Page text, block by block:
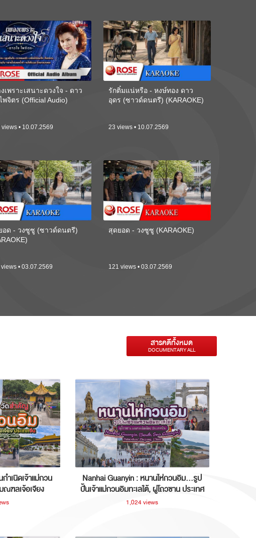
งเพราะเสนาะดวงใจ - ดาว
พจิตร (Official Audio)
views • 10.07.2569
รักติ๋มแน่หรือ - หงษ์ทอง ดาว
อุดร (ซาวด์ดนตรี) (KARAOKE)
23 views • 10.07.2569
อด - วงซูซู (ซาวด์ดนตรี)
views • 03.07.2569
สุดยอด - วงซูซู (KARAOKE)
121 views • 03.07.2569
สารคดีทั้งหมด
DOCUMENTARY ALL
ำเนิดเจ้าแม่กวน
ณฑลเจ้อเจียง
น
Nanhai Guanyin : หนานไห่กวนอิม...รูป
ปั้นเจ้าแม่กวนอิมทะเลใต้, ผู่โถวซาน ประเทศ
จีน
1,024 views